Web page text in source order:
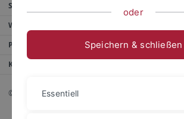
Service
Weitere Angebote
Portale
Kontaktinfo
© 2026 Eberhard Karls Universität Tübingen, Tübingen
oder
Speichern & schließen
Essentiell